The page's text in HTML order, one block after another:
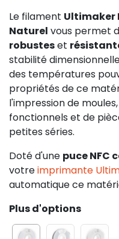
Le filament Ultimaker
Naturel vous permet
robusteset
stabilité
des températures
propriétés de ce
l'impression de
fonctionnels et de
petites séries.
Doté d'une puce NFC
votreimprimante
automatique ce
Plus d'options